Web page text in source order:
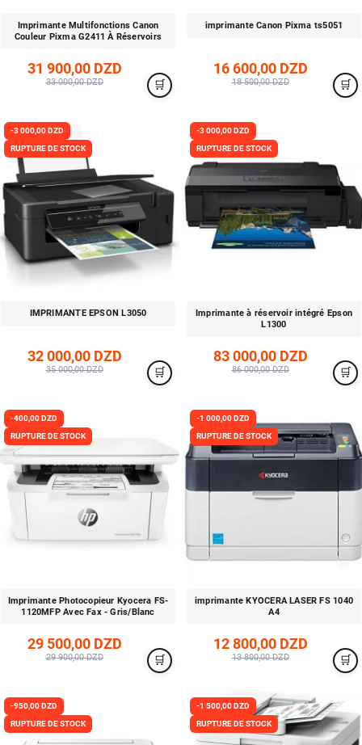
Imprimante Multifonctions Canon
Couleur Pixma G2411 À Réservoirs
31 900,00 DZD
33 000,00 DZD
imprimante Canon Pixma ts5051
16 600,00 DZD
18 500,00 DZD
-3 000,00 DZD
RUPTURE DE STOCK
IMPRIMANTE EPSON L3050
32 000,00 DZD
35 000,00 DZD
-3 000,00 DZD
RUPTURE DE STOCK
Imprimante à réservoir intégré Epson
L1300
83 000,00 DZD
86 000,00 DZD
-400,00 DZD
RUPTURE DE STOCK
Imprimante Photocopieur Kyocera FS-
1120MFP Avec Fax - Gris/Blanc
29 500,00 DZD
29 900,00 DZD
-1 000,00 DZD
RUPTURE DE STOCK
imprimante KYOCERA LASER FS 1040
A4
12 800,00 DZD
13 800,00 DZD
-950,00 DZD
RUPTURE DE STOCK
-1 500,00 DZD
RUPTURE DE STOCK